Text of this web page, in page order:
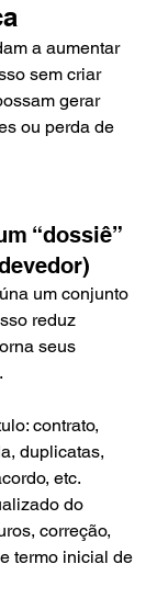
a aumentar
sem criar
gerar
ou perda de
“dossiê”
um conjunto
reduz
seus
contrato,
duplicatas,
etc.
do
correção,
termo inicial de